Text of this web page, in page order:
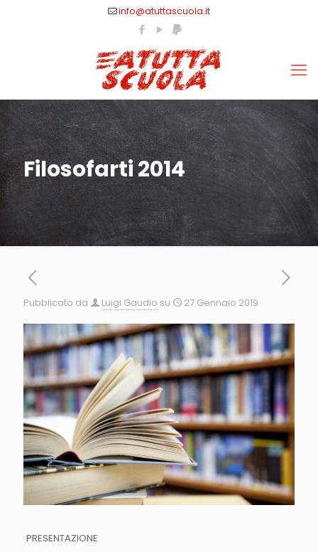
info@atuttascuola.it
Filosofarti 2014
Pubblicato da Luigi Gaudio su 27 Gennaio 2019
PRESENTAZIONE